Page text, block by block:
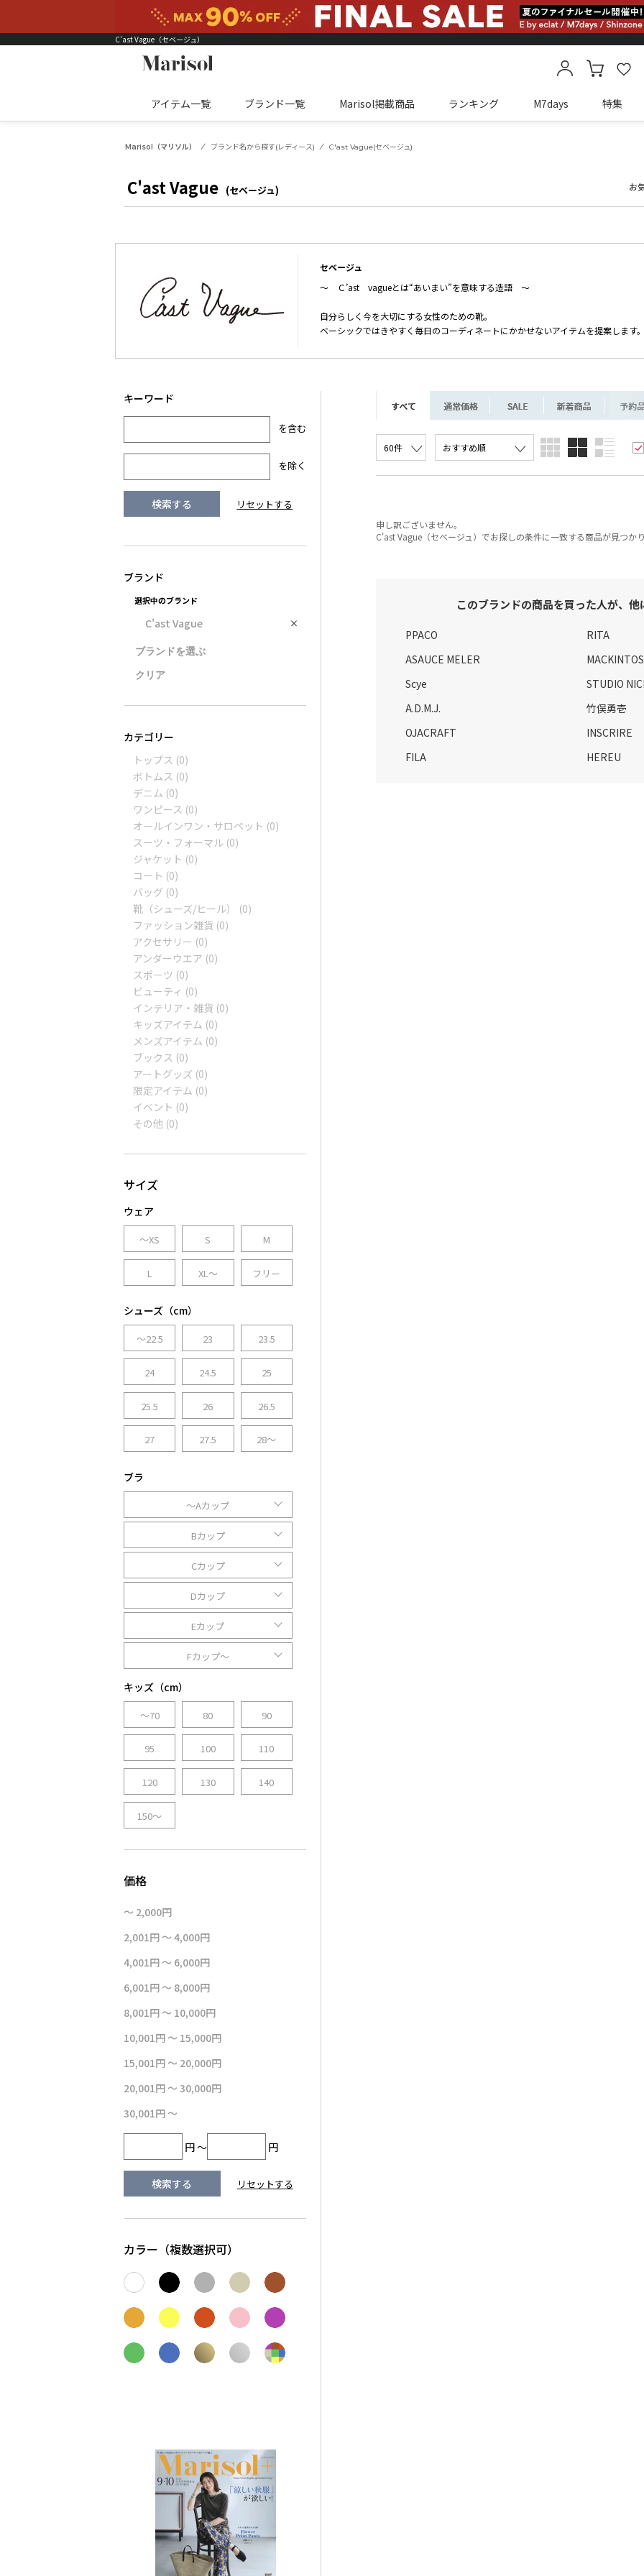
C'ast Vague（セベージュ）
アイテム一覧 ブランド一覧 Marisol掲載商品 ランキング M7days 特集
Marisol（マリソル） ブランド名から探す(レディース) C'ast Vague(セベージュ)
C'ast Vague (セベージュ) お
セベージュ
～ Ｃ’ast vagueとは“あいまい”を意味する造語 ～
自分らしく今を大切にする女性のための靴。
ベーシックではきやすく毎日のコーディネートにかかせないアイテムを提案します。
を含む
を除く
選択中のブランド
×
C'ast Vague
トップス (0)
ボトムス (0)
デニム (0)
ワンピース (0)
オールインワン・サロペット (0)
スーツ・フォーマル (0)
ジャケット (0)
コート (0)
バッグ (0)
靴（シューズ/ヒール）
(0)
ファッション雑貨 (0)
アクセサリー (0)
アンダーウエア (0)
スポーツ (0)
ビューティ (0)
インテリア・雑貨 (0)
キッズアイテム (0)
メンズアイテム (0)
ブックス (0)
アートグッズ (0)
限定アイテム (0)
イベント (0)
その他 (0)
ウェア
～XS S M
L XL～ フリー
シューズ（cm）
～22.5 23 23.5
24 24.5 25
25.5 26 26.5
27 27.5 28～
ブラ
～Aカップ
Bカップ
Cカップ
Dカップ
Eカップ
Fカップ～
キッズ（cm）
～70 80 90
95 100 110
120 130 140
150～
～ 2,000円
2,001円 ～ 4,000円
4,001円 ～ 6,000円
6,001円 ～ 8,000円
8,001円 ～ 10,000円
10,001円 ～ 15,000円
15,001円 ～ 20,000円
20,001円 ～ 30,000円
30,001円 ～
円 ～ 円
申し訳ございません。
C'ast Vague（セベージュ）でお探しの条件に一致する商品が見つかり
このブランドの商品を買った人が、
PPACO
RITA
ASAUCE MELER
Scye
STUDIO
A.D.M.J.
竹俣勇壱
OJACRAFT
INSCRIRE
FILA
HEREU